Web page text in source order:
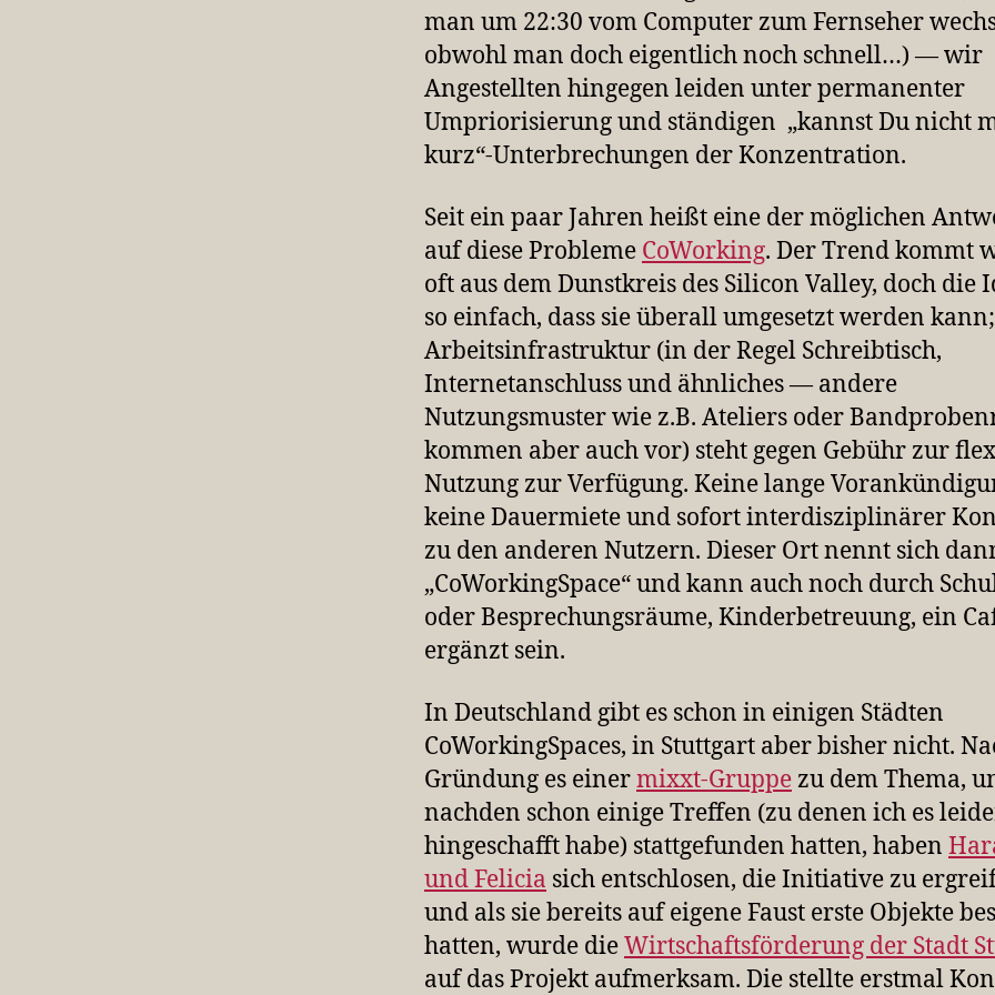
man um 22:30 vom Computer zum Fernseher
obwohl man doch eigentlich noch schnell…) — wir
Angestellten hingegen leiden unter permanenter
Umpriorisierung und ständigen „kannst Du nicht
kurz“-Unterbrechungen der Konzentration.
Seit ein paar Jahren heißt eine der möglichen
auf diese Probleme CoWorking. Der Trend kommt
oft aus dem Dunstkreis des Silicon Valley, doch die
so einfach, dass sie überall umgesetzt werden kann;
Arbeitsinfrastruktur (in der Regel Schreibtisch,
Internetanschluss und ähnliches — andere
Nutzungsmuster wie z.B. Ateliers oder
kommen aber auch vor) steht gegen Gebühr zur
Nutzung zur Verfügung. Keine lange
keine Dauermiete und sofort interdisziplinärer
zu den anderen Nutzern. Dieser Ort nennt sich
„CoWorkingSpace“ und kann auch noch durch
oder Besprechungsräume, Kinderbetreuung, ein
ergänzt sein.
In Deutschland gibt es schon in einigen Städten
CoWorkingSpaces, in Stuttgart aber bisher nicht.
Gründung es einermixxt-Gruppezu dem Thema,
nachden schon einige Treffen (zu denen ich es
hingeschafft habe) stattgefunden hatten, haben
und Felicia sich entschlosen, die Initiative zu
und als sie bereits auf eigene Faust erste Objekte
hatten, wurde dieWirtschaftsförderung der Stadt
auf das Projekt aufmerksam. Die stellte erstmal